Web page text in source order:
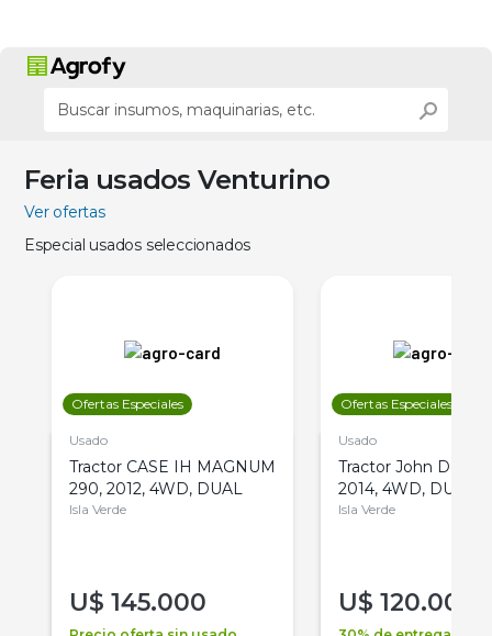
Feria usados Venturino
Ver ofertas
Especial usados seleccionados
Ofertas Especiales
Usado
Tractor CASE IH MAGNUM
290, 2012, 4WD, DUAL
Isla Verde
U$ 145.000
Ofertas Especiales
Usado
Tractor John Deere
2014, 4WD, DUAL
Isla Verde
U$ 120.000